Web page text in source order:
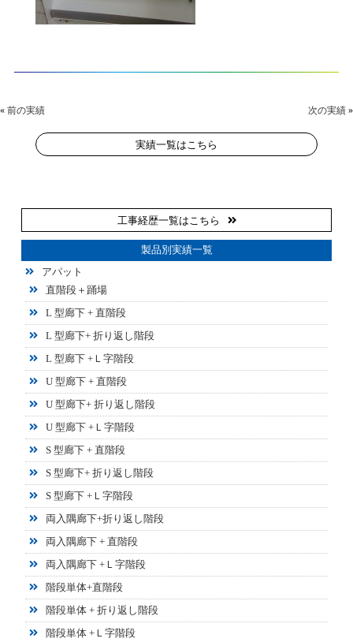
« 前の実績 次の実績 »
実績一覧はこちら
工事経歴一覧はこちら
製品別実績一覧
アパット
直階段＋踊場
L 型廊下 + 直階段
L 型廊下+ 折り返し階段
L 型廊下 +Ｌ字階段
U 型廊下 + 直階段
U 型廊下+ 折り返し階段
U 型廊下 +Ｌ字階段
S 型廊下 + 直階段
S 型廊下+ 折り返し階段
S 型廊下 +Ｌ字階段
両入隅廊下+折り返し階段
両入隅廊下 + 直階段
両入隅廊下 +Ｌ字階段
階段単体+直階段
階段単体 + 折り返し階段
階段単体 +Ｌ字階段